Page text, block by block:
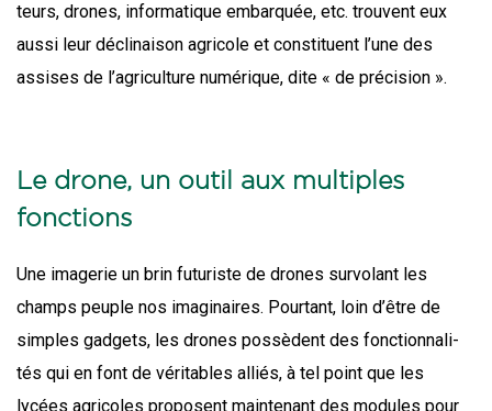
teurs, drones, infor­ma­tique embar­quée, etc. trouvent eux
aus­si leur décli­nai­son agri­cole et consti­tuent l’une des
assises de l’agriculture numé­rique, dite « de précision ».
Le drone, un outil aux multiples
fonctions
Une ima­ge­rie un brin futu­riste de drones sur­vo­lant les
champs peuple nos ima­gi­naires. Pour­tant, loin d’être de
simples gad­gets, les drones pos­sèdent des fonc­tion­na­li­
tés qui en font de véri­tables alliés, à tel point que les
lycées agri­coles pro­posent main­te­nant des modules pour